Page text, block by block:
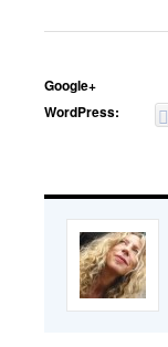
Google+
WordPress: